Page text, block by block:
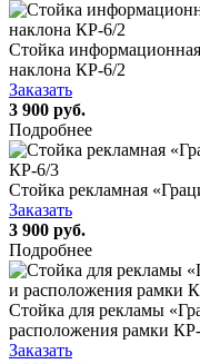
Стойка
наклона КР-6/2
Заказать
3 900 руб.
Подробнее
Стойка рекламная
Заказать
3 900 руб.
Подробнее
Стойка для рекламы
расположения рамки
Заказать